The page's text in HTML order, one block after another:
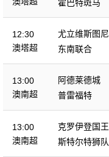
霍巴特斑马
12:30
澳塔超
尤立维斯图尼
东南联合
13:00
澳南超
阿德莱德城
普雷福特
13:00
澳南超
克罗伊登国王
斯特尔特狮队